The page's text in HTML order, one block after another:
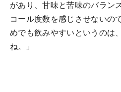
があり、甘味と苦味のバラン
コール度数を感じさせないの
めでも飲みやすいというのは
ね。」